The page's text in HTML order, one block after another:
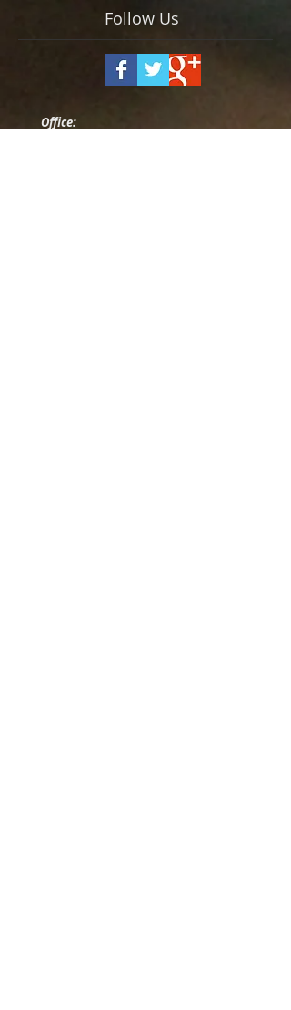
Follow Us
Office: